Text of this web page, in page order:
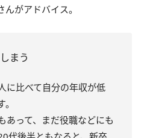
がアドバイス。
まう
に比べて自分の年収が低
あって、まだ役職などにも